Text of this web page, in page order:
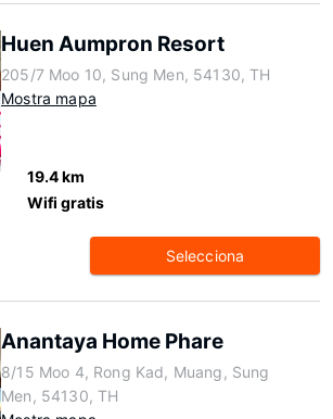
Huen Aumpron Resort
205/7 Moo 10, Sung Men, 54130, TH
Mostra mapa
19.4 km
Wifi gratis
Selecciona
Anantaya Home Phare
8/15 Moo 4, Rong Kad, Muang, Sung
Men, 54130, TH